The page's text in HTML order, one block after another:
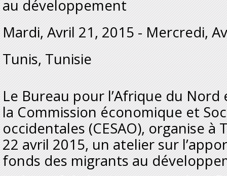
au développement
Mardi, Avril 21, 2015 - Mercredi,
Tunis, Tunisie
Le Bureau pour l’Afrique du
la Commission économique et
occidentales (CESAO), organise à
22 avril 2015, un atelier sur
fonds des migrants au